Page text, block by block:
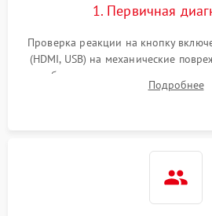
1. Первичная
Проверка реакции на кнопку
(HDMI, USB) на механические
ошибок на экране или по
дисков, работы геймпадов иПодробнее